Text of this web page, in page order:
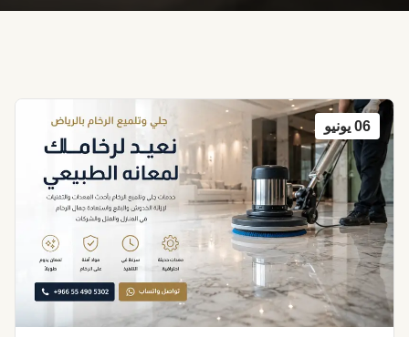
06 يونيو